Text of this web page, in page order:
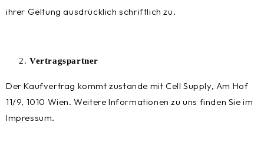
ihrer Geltung ausdrücklich schriftlich zu.
Vertragspartner
Der Kaufvertrag kommt zustande mit Cell Supply, Am Hof
11/9, 1010 Wien. Weitere Informationen zu uns finden Sie im
Impressum.